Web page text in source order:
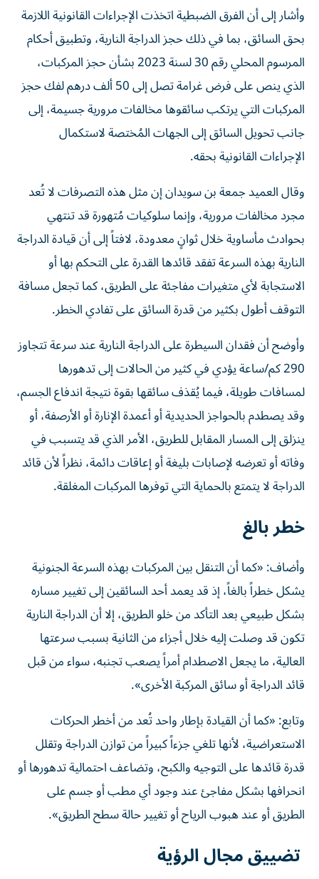
وأشار إلى أن الفرق الضبطية اتخذت الإجراءات القانونية اللازمة
بحق السائق، بما في ذلك حجز الدراجة النارية، وتطبيق أحكام
المرسوم المحلي رقم 30 لسنة 2023 بشأن حجز المركبات،
الذي ينص على فرض غرامة تصل إلى 50 ألف درهم لفك حجز
المركبات التي يرتكب سائقوها مخالفات مرورية جسيمة، إلى
جانب تحويل السائق إلى الجهات المُختصة لاستكمال
الإجراءات القانونية بحقه.
وقال العميد جمعة بن سويدان إن مثل هذه التصرفات لا تُعد
مجرد مخالفات مرورية، وإنما سلوكيات مُتهورة قد تنتهي
بحوادث مأساوية خلال ثوانٍ معدودة، لافتاً إلى أن قيادة الدراجة
النارية بهذه السرعة تفقد قائدها القدرة على التحكم بها أو
الاستجابة لأي متغيرات مفاجئة على الطريق، كما تجعل مسافة
التوقف أطول بكثير من قدرة السائق على تفادي الخطر.
وأوضح أن فقدان السيطرة على الدراجة النارية عند سرعة تتجاوز
290 كم/ساعة يؤدي في كثير من الحالات إلى تدهورها
لمسافات طويلة، فيما يُقذف سائقها بقوة نتيجة اندفاع الجسم،
وقد يصطدم بالحواجز الحديدية أو أعمدة الإنارة أو الأرصفة، أو
ينزلق إلى المسار المقابل للطريق، الأمر الذي قد يتسبب في
وفاته أو تعرضه لإصابات بليغة أو إعاقات دائمة، نظراً لأن قائد
الدراجة لا يتمتع بالحماية التي توفرها المركبات المغلقة.
خطر بالغ
وأضاف: «كما أن التنقل بين المركبات بهذه السرعة الجنونية
يشكل خطراً بالغاً، إذ قد يعمد أحد السائقين إلى تغيير مساره
بشكل طبيعي بعد التأكد من خلو الطريق، إلا أن الدراجة النارية
تكون قد وصلت إليه خلال أجزاء من الثانية بسبب سرعتها
العالية، ما يجعل الاصطدام أمراً يصعب تجنبه، سواء من قبل
قائد الدراجة أو سائق المركبة الأخرى».
وتابع: «كما أن القيادة بإطار واحد تُعد من أخطر الحركات
الاستعراضية، لأنها تلغي جزءاً كبيراً من توازن الدراجة وتقلل
قدرة قائدها على التوجيه والكبح، وتضاعف احتمالية تدهورها أو
انحرافها بشكل مفاجئ عند وجود أي مطب أو جسم على
الطريق أو عند هبوب الرياح أو تغيير حالة سطح الطريق».
تضييق مجال الرؤية